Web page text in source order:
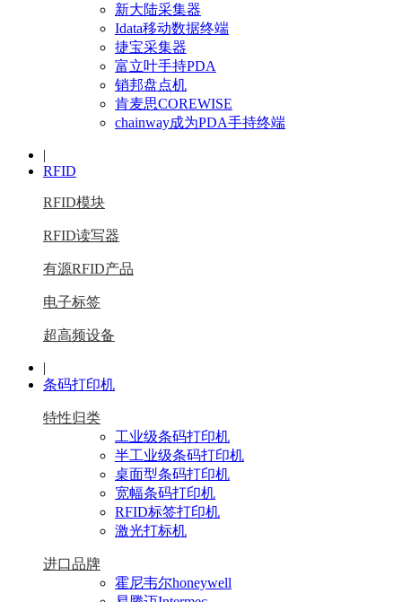
新大陆采集器
Idata移动数据终端
捷宝采集器
富立叶手持PDA
销邦盘点机
肯麦思COREWISE
chainway成为PDA手持终端
|
RFID
RFID模块
RFID读写器
有源RFID产品
电子标签
超高频设备
|
条码打印机
特性归类
工业级条码打印机
半工业级条码打印机
桌面型条码打印机
宽幅条码打印机
RFID标签打印机
激光打标机
进口品牌
霍尼韦尔honeywell